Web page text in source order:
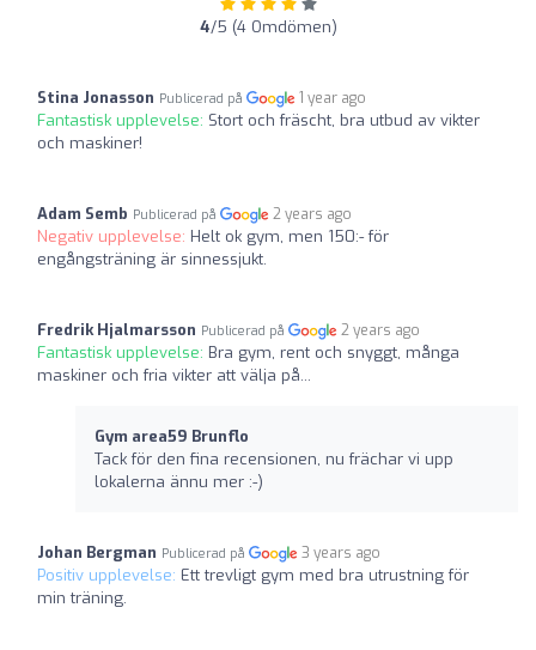
4/5 (4 Omdömen)
Stina Jonasson Publicerad på 1 year ago
Fantastisk upplevelse: Stort och fräscht, bra utbud av vikter
och maskiner!
Adam Semb Publicerad på 2 years ago
Negativ upplevelse: Helt ok gym, men 150:- för
engångsträning är sinnessjukt.
Fredrik Hjalmarsson Publicerad på 2 years ago
Fantastisk upplevelse: Bra gym, rent och snyggt, många
maskiner och fria vikter att välja på...
Gym area59 Brunflo
Tack för den fina recensionen, nu frächar vi upp
lokalerna ännu mer :-)
Johan Bergman Publicerad på 3 years ago
Positiv upplevelse: Ett trevligt gym med bra utrustning för
min träning.